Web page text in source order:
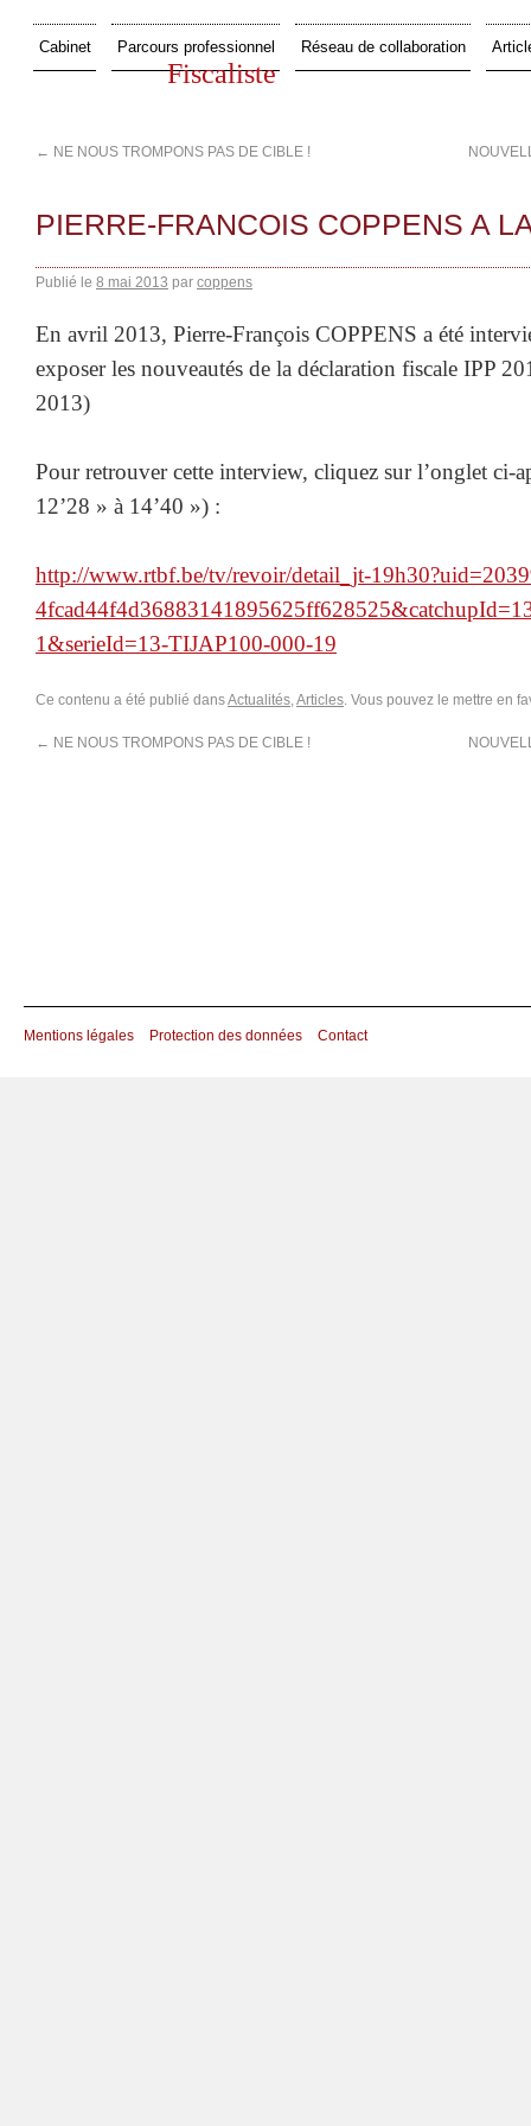
Fiscaliste
Cabinet Parcours professionnel Réseau de collaboration
← NE NOUS TROMPONS PAS DE CIBLE !
PIERRE-FRANCOIS COPPENS A
Publié le 8 mai 2013 par coppens
En avril 2013, Pierre-François COPPENS a été
exposer les nouveautés de la déclaration fiscale IPP
2013)
Pour retrouver cette interview, cliquez sur l’onglet ci-
12’28 » à 14’40 ») :
http://www.rtbf.be/tv/revoir/detail_jt-19h30?uid=
4fcad44f4d36883141895625ff6285
1&serieId=13-TIJAP100-000-19
Ce contenu a été publié dansActualités,Articles. Vous pouvez le mettre en
← NE NOUS TROMPONS PAS DE CIBLE !
Mentions légales Protection des données Contact